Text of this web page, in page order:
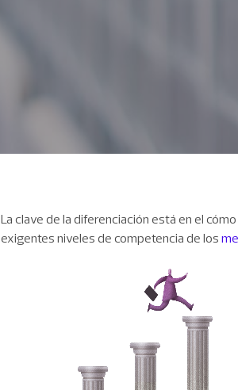
La clave de la diferenciación está en el
exigentes niveles de competencia de los